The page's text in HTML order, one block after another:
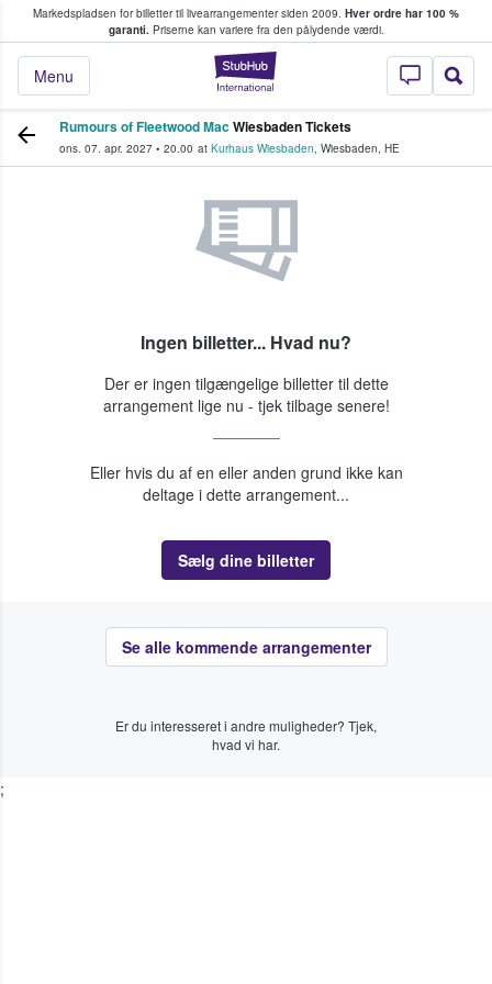
Markedspladsen for billetter til livearrangementer siden 2009. Hver ordre har 100 %
garanti.Priserne kan variere fra den pålydende værdi.
StubHub - Hvor
Menu
køber og sælger billetter
Rumours of Fleetwood MacWiesbaden Tickets
ons. 07. apr. 2027 • 20.00 at Kurhaus Wiesbaden, Wiesbaden, HE
Ingen billetter... Hvad nu?
Der er ingen tilgængelige billetter til dette
arrangement lige nu - tjek tilbage senere!
Eller hvis du af en eller anden grund ikke kan
deltage i dette arrangement...
Sælg dine billetter
Se alle kommende arrangementer
Er du interesseret i andre muligheder? Tjek,
hvad vi har.
;